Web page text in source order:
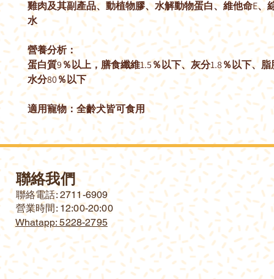
雞肉及其副產品、動植物膠、水解動物蛋白、維他命E、
水
營養分析：
蛋白質9％以上，膳食纖維1.5％以下、灰分1.8％以下、
水分80％以下
適用寵物：全齡犬皆可食用
聯絡我們
​聯絡電話: 2711-6909
營業時間: 12:00-20:00
Whatapp: 5228-2795